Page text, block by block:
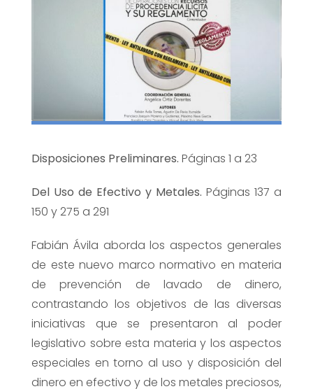
Disposiciones Preliminares. Páginas 1 a 23
Del Uso de Efectivo y Metales. Páginas 137 a
150 y 275 a 291
Fabián Ávila aborda los aspectos generales
de este nuevo marco normativo en materia
de prevención de lavado de dinero,
contrastando los objetivos de las diversas
iniciativas que se presentaron al poder
legislativo sobre esta materia y los aspectos
especiales en torno al uso y disposición del
dinero en efectivo y de los metales preciosos,